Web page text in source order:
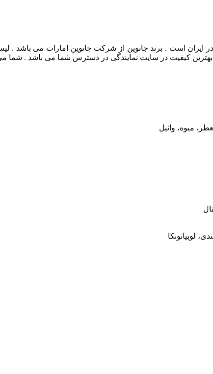
در ایران است . برند جانوین از شرکت جانوین امارات می باشد .
بهترین کیفیت در سایت نمایندگی در دسترس شما می باشد . شما
میوه، وانیل
لوبیاتونکا